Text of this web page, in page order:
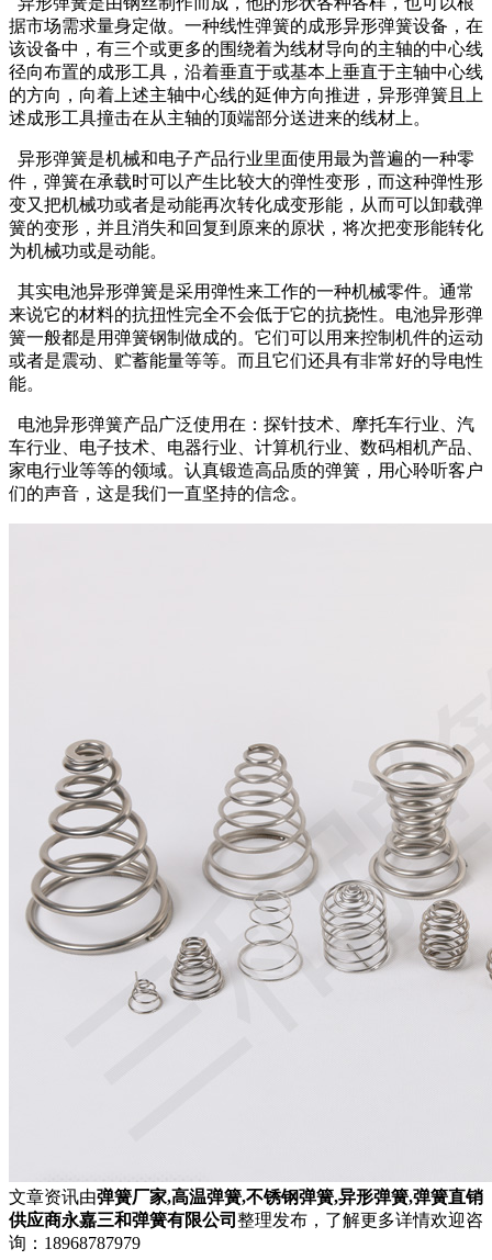
据市场需求量身定做。一种线性弹簧的成形异形弹簧设备，在
该设备中，有三个或更多的围绕着为线材导向的主轴的中心线
径向布置的成形工具，沿着垂直于或基本上垂直于主轴中心线
的方向，向着上述主轴中心线的延伸方向推进，异形弹簧且上
述成形工具撞击在从主轴的顶端部分送进来的线材上。
异形弹簧是机械和电子产品行业里面使用最为普遍的一种零
件，弹簧在承载时可以产生比较大的弹性变形，而这种弹性形
变又把机械功或者是动能再次转化成变形能，从而可以卸载弹
簧的变形，并且消失和回复到原来的原状，将次把变形能转化
为机械功或是动能。
其实电池异形弹簧是采用弹性来工作的一种机械零件。通常
来说它的材料的抗扭性完全不会低于它的抗挠性。电池异形弹
簧一般都是用弹簧钢制做成的。它们可以用来控制机件的运动
或者是震动、贮蓄能量等等。而且它们还具有非常好的导电性
能。
电池异形弹簧产品广泛使用在：探针技术、摩托车行业、汽
车行业、电子技术、电器行业、计算机行业、数码相机产品、
家电行业等等的领域。认真锻造高品质的弹簧，用心聆听客户
们的声音，这是我们一直坚持的信念。
文章资讯由弹簧厂家,高温弹簧,不锈钢弹簧,异形弹簧,弹簧直销
供应商永嘉三和弹簧有限公司 整理发布，了解更多详情欢迎咨
询：18968787979